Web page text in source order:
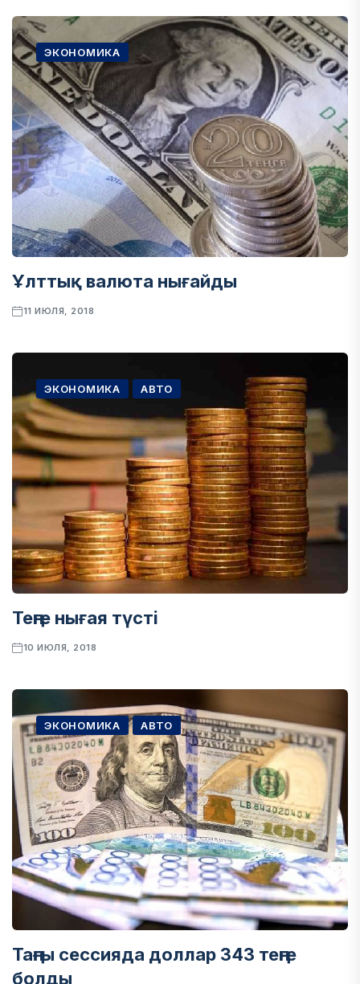
ЭКОНОМИКА
Ұлттық валюта нығайды
11 ИЮЛЯ, 2018
ЭКОНОМИКА АВТО
Теңге нығая түсті
10 ИЮЛЯ, 2018
ЭКОНОМИКА АВТО
Таңғы сессияда доллар 343 теңге
болды